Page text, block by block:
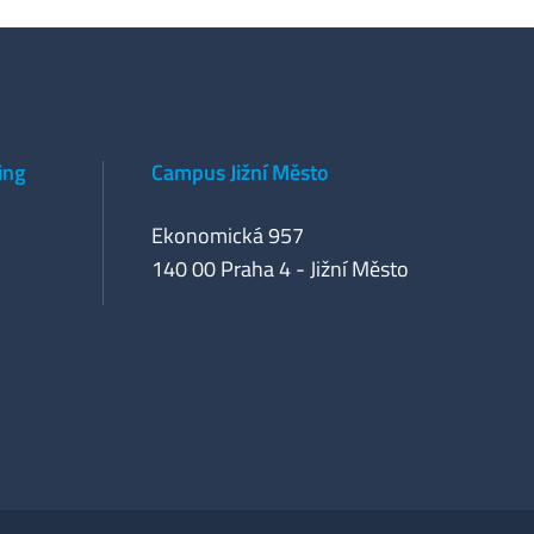
Campus Jižní Město
Ekonomická 957
140 00 Praha 4 - Jižní Město